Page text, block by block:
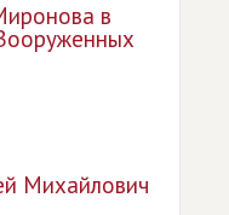
в
Михайлович